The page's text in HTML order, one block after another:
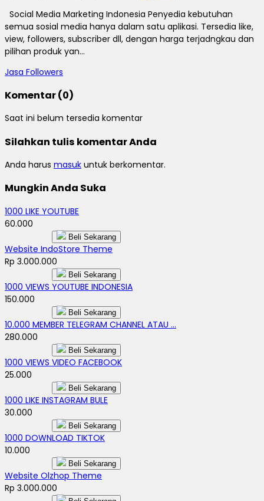
Social Media Marketing Indonesia Penyedia kebutuhan
semua sosial media hanya dalam satu aplikasi. Tersedia like,
view, followers, subscriber dll, dengan harga terjadngkau dan
pilihan produk yan...
Jasa Followers
Komentar (0)
Saat ini belum tersedia komentar
Silahkan tulis komentar Anda
Anda harus masuk untuk berkomentar.
Mungkin Anda Suka
1000 LIKE YOUTUBE
60.000
Beli Sekarang
Website IndoStore Theme
Rp 3.000.000
Beli Sekarang
1000 VIEWS YOUTUBE INDONESIA
150.000
Beli Sekarang
10.000 MEMBER TELEGRAM CHANNEL ATAU ...
280.000
Beli Sekarang
1000 VIEWS VIDEO FACEBOOK
25.000
Beli Sekarang
1000 LIKE INSTAGRAM BULE
30.000
Beli Sekarang
1000 DOWNLOAD TIKTOK
10.000
Beli Sekarang
Website Olzhop Theme
Rp 3.000.000